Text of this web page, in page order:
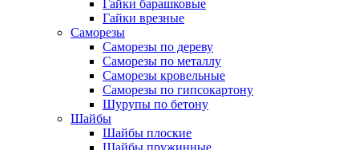
Гайки барашковые
Гайки врезные
Саморезы
Саморезы по дереву
Саморезы по металлу
Саморезы кровельные
Саморезы по гипсокартону
Шурупы по бетону
Шайбы
Шайбы плоские
Шайбы пружинные